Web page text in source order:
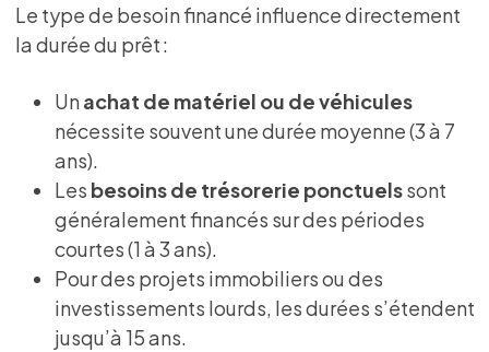
Le type de besoin financé influence directement
la durée du prêt :
Unachat de matériel ou de véhicules
nécessite souvent une durée moyenne (3 à 7
ans).
Les besoins de trésorerie ponctuelssont
généralement financés sur des périodes
courtes (1 à 3 ans).
Pour des projets immobiliers ou des
investissements lourds, les durées s’étendent
jusqu’à 15 ans.